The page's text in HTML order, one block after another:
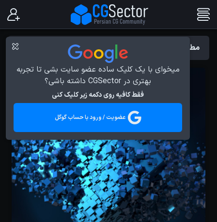
میخوای با یک کلیک ساده عضو سایت بشی تا تجربه
بهتری در CGSector داشته باشی؟
فقط کافیه روی دکمه زیر کلیک کنی
عضویت / ورود با حساب گوگل
مطالب با برچسب : شبیه سازی